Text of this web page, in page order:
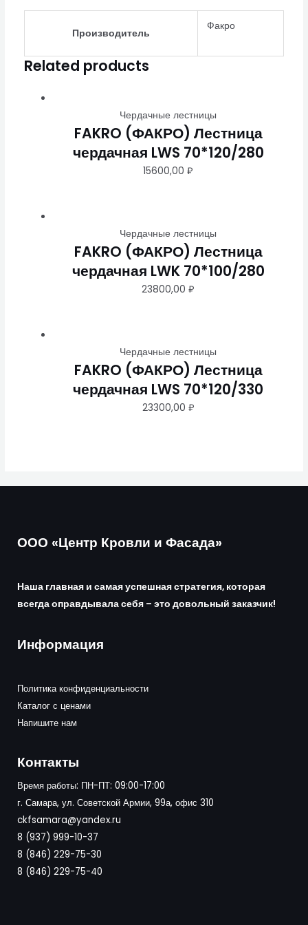
Производитель
Факро
Related products
Чердачные лестницы
FAKRO (ФАКРО) Лестница
чердачная LWS 70*120/280
15600,00₽
Чердачные лестницы
FAKRO (ФАКРО) Лестница
чердачная LWK 70*100/280
23800,00₽
Чердачные лестницы
FAKRO (ФАКРО) Лестница
чердачная LWS 70*120/330
23300,00 ₽
ООО «Центр Кровли и Фасада»
Наша главная и самая успешная стратегия, которая
всегда оправдывала себя – это довольный заказчик!
Информация
Политика конфиденциальности
Каталог с ценами
Напишите нам
Контакты
Время работы: ПН-ПТ: 09:00-17:00
г. Самара, ул. Советской Армии, 99а, офис 310
ckfsamara@yandex.ru
8 (937) 999-10-37
8 (846) 229-75-30
8 (846) 229-75-40